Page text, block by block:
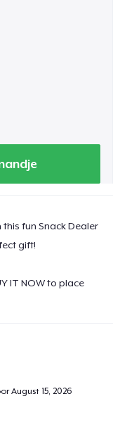
fun Snack Dealer
gift!
IT NOW to place
August 15, 2026